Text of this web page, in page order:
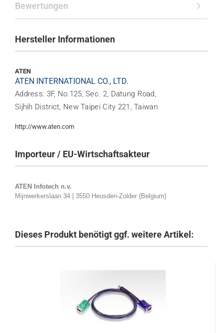
Bewertungen
Hersteller Informationen
ATEN
ATEN INTERNATIONAL CO., LTD.
Address: 3F, No.125, Sec. 2, Datung Road,
Sijhih District, New Taipei City 221, Taiwan
http://www.aten.com
Importeur / EU-Wirtschaftsakteur
ATEN Infotech n.v.
Mijnwerkerslaan 34 | 3550 Heusden-Zolder (Belgium)
Dieses Produkt benötigt ggf. weitere Artikel: